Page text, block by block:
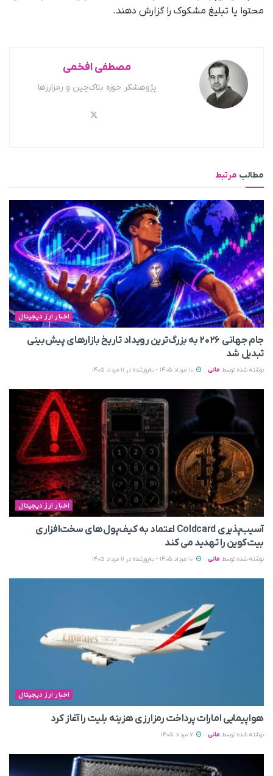
محتوا یا تبلیغ مشکوک را گزارش دهند.
مصطفی افخمی
پژوهشگر حوزه بلاک‌چین و رمزارزها
مطالب مرتبط
اخبار ارز دیجیتال
جام جهانی ۲۰۲۶ به بزرگ‌ترین رویداد تاریخ بازارهای پیش‌بینی
تبدیل شد
نوشته شده توسط مانی
اخبار ارز دیجیتال
آسیب‌پذیری Coldcard اعتماد به کیف‌پول‌های سخت‌افزاری
بیت‌کوین را تهدید می‌ کند
نوشته شده توسط مانی
اخبار ارز دیجیتال
هواپیمایی امارات پرداخت رمزارزی هزینه بلیت را آغاز کرد
نوشته شده توسط مانی